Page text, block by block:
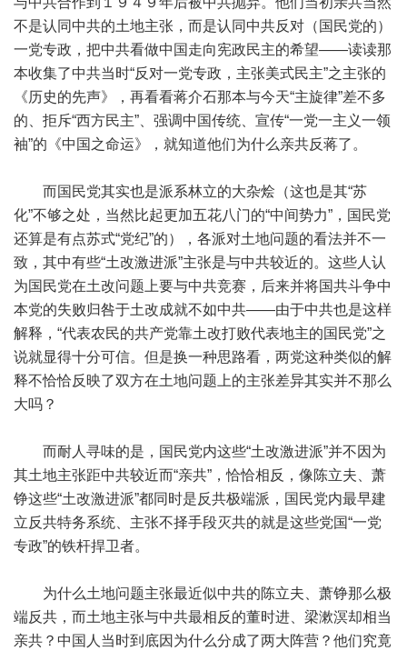
不是认同中共的土地主张，而是认同中共反对（国民党的）
一党专政，把中共看做中国走向宪政民主的希望——读读那
本收集了中共当时“反对一党专政，主张美式民主”之主张的
《历史的先声》，再看看蒋介石那本与今天“主旋律”差不多
的、拒斥“西方民主”、强调中国传统、宣传“一党一主义一领
袖”的《中国之命运》，就知道他们为什么亲共反蒋了。
而国民党其实也是派系林立的大杂烩（这也是其“苏
化”不够之处，当然比起更加五花八门的“中间势力”，国民党
还算是有点苏式“党纪”的），各派对土地问题的看法并不一
致，其中有些“土改激进派”主张是与中共较近的。这些人认
为国民党在土改问题上要与中共竞赛，后来并将国共斗争中
本党的失败归咎于土改成就不如中共——由于中共也是这样
解释，“代表农民的共产党靠土改打败代表地主的国民党”之
说就显得十分可信。但是换一种思路看，两党这种类似的解
释不恰恰反映了双方在土地问题上的主张差异其实并不那么
大吗？
而耐人寻味的是，国民党内这些“土改激进派”并不因为
其土地主张距中共较近而“亲共”，恰恰相反，像陈立夫、萧
铮这些“土改激进派”都同时是反共极端派，国民党内最早建
立反共特务系统、主张不择手段灭共的就是这些党国“一党
专政”的铁杆捍卫者。
为什么土地问题主张最近似中共的陈立夫、萧铮那么极
端反共，而土地主张与中共最相反的董时进、梁漱溟却相当
亲共？中国人当时到底因为什么分成了两大阵营？他们究竟